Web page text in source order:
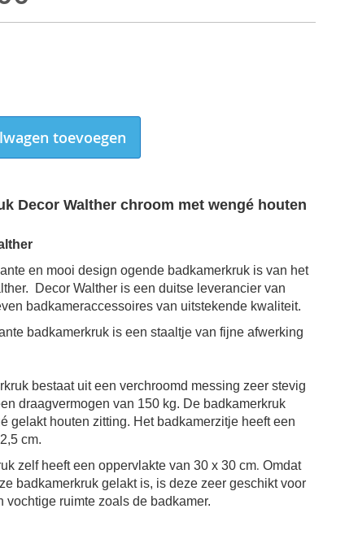
toevoegen
Decor Walther chroom met wengé houten
en mooi design ogende badkamerkruk is van het
Decor Walther is een duitse leverancier van
badkameraccessoires van uitstekende kwaliteit.
badkamerkruk is een staaltje van fijne afwerking
bestaat uit een verchroomd messing zeer stevig
draagvermogen van 150 kg. De badkamerkruk
gelakt houten zitting. Het badkamerzitje heeft een
cm.
zelf heeft een oppervlakte van 30 x 30 cm. Omdat
badkamerkruk gelakt is, is deze zeer geschikt voor
vochtige ruimte zoals de badkamer.
Decor Walther chroom met wengé houten zitting